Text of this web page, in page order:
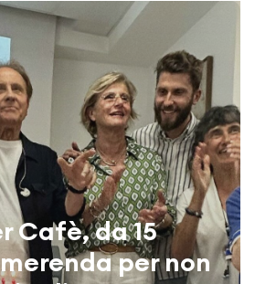
Cafè, da 15
per non